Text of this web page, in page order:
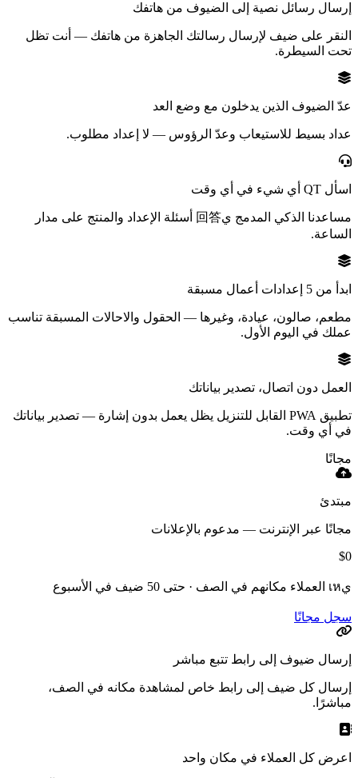
إرسال رسائل نصية إلى الضيوف من هاتفك
النقر على ضيف لإرسال رسالتك الجاهزة من هاتفك — أنت تظل
تحت السيطرة.
عدّ الضيوف الذين يدخلون مع وضع العد
عداد بسيط للاستيعاب وعدّ الرؤوس — لا إعداد مطلوب.
اسأل QT أي شيء في أي وقت
مساعدنا الذكي المدمج ي回答 أسئلة الإعداد والمنتج على مدار
الساعة.
ابدأ من 5 إعدادات أعمال مسبقة
مطعم، صالون، عيادة، وغيرها — الحقول والاحالات المسبقة تناسب
عملك في اليوم الأول.
العمل دون اتصال، تصدير بياناتك
تطبيق PWA القابل للتنزيل يظل يعمل بدون إشارة — تصدير بياناتك
في أي وقت.
مجانًا
مبتدئ
مجانًا عبر الإنترنت — مدعوم بالإعلانات
$0
يเห العملاء مكانهم في الصف · حتى 50 ضيف في الأسبوع
سجل مجانًا
إرسال ضيوف إلى رابط تتبع مباشر
إرسال كل ضيف إلى رابط خاص لمشاهدة مكانه في الصف،
مباشرًا.
اعرض كل العملاء في مكان واحد